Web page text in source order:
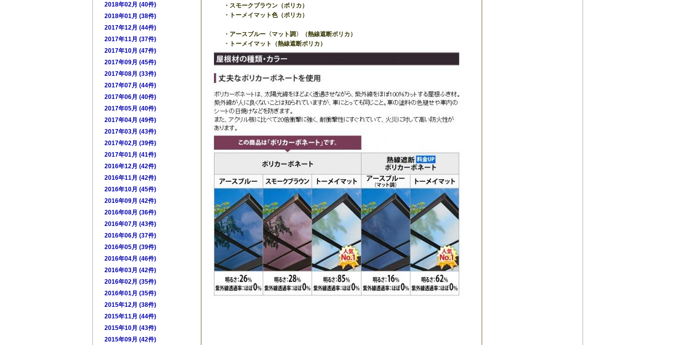
・スモークブラウン（ポリカ）
・トーメイマット色（ポリカ）
・アースブルー〈マット調〉（熱線遮断ポリカ）
・トーメイマット（熱線遮断ポリカ）
2018年02月 (40件)
2018年01月 (38件)
2017年12月 (44件)
2017年11月 (37件)
2017年10月 (47件)
2017年09月 (45件)
2017年08月 (33件)
2017年07月 (44件)
2017年06月 (40件)
2017年05月 (40件)
2017年04月 (49件)
2017年03月 (43件)
2017年02月 (39件)
2017年01月 (41件)
2016年12月 (42件)
2016年11月 (42件)
2016年10月 (45件)
2016年09月 (42件)
2016年08月 (36件)
2016年07月 (43件)
2016年06月 (37件)
2016年05月 (39件)
2016年04月 (46件)
2016年03月 (42件)
2016年02月 (35件)
2016年01月 (35件)
2015年12月 (38件)
2015年11月 (44件)
2015年10月 (43件)
2015年09月 (42件)